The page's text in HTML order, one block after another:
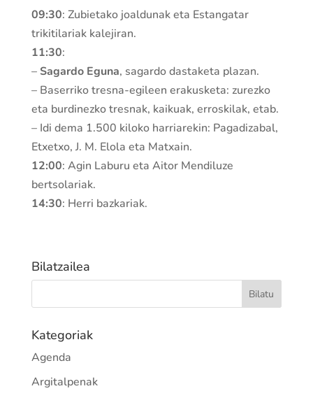
09:30: Zubietako joaldunak eta Estangatar
trikitilariak kalejiran.
11:30:
– Sagardo Eguna, sagardo dastaketa plazan.
– Baserriko tresna-egileen erakusketa: zurezko
eta burdinezko tresnak, kaikuak, erroskilak, etab.
– Idi dema 1.500 kiloko harriarekin: Pagadizabal,
Etxetxo, J. M. Elola eta Matxain.
12:00: Agin Laburu eta Aitor Mendiluze
bertsolariak.
14:30: Herri bazkariak.
Bilatzailea
Kategoriak
Agenda
Argitalpenak